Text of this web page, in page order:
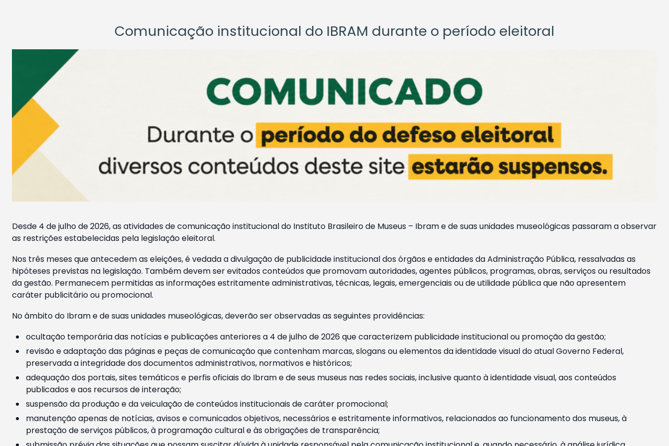
Comunicação institucional do IBRAM durante o período eleitoral
Desde 4 de julho de 2026, as atividades de comunicação institucional do Instituto Brasileiro de Museus – Ibram e de suas unidades museológicas passaram a observar
as restrições estabelecidas pela legislação eleitoral.
Nos três meses que antecedem as eleições, é vedada a divulgação de publicidade institucional dos órgãos e entidades da Administração Pública, ressalvadas as
hipóteses previstas na legislação. Também devem ser evitados conteúdos que promovam autoridades, agentes públicos, programas, obras, serviços ou resultados
da gestão. Permanecem permitidas as informações estritamente administrativas, técnicas, legais, emergenciais ou de utilidade pública que não apresentem
caráter publicitário ou promocional.
No âmbito do Ibram e de suas unidades museológicas, deverão ser observadas as seguintes providências:
ocultação temporária das notícias e publicações anteriores a 4 de julho de 2026 que caracterizem publicidade institucional ou promoção da gestão;
revisão e adaptação das páginas e peças de comunicação que contenham marcas, slogans ou elementos da identidade visual do atual Governo Federal,
preservada a integridade dos documentos administrativos, normativos e históricos;
adequação dos portais, sites temáticos e perfis oficiais do Ibram e de seus museus nas redes sociais, inclusive quanto à identidade visual, aos conteúdos
publicados e aos recursos de interação;
suspensão da produção e da veiculação de conteúdos institucionais de caráter promocional;
manutenção apenas de notícias, avisos e comunicados objetivos, necessários e estritamente informativos, relacionados ao funcionamento dos museus, à
prestação de serviços públicos, à programação cultural e às obrigações de transparência;